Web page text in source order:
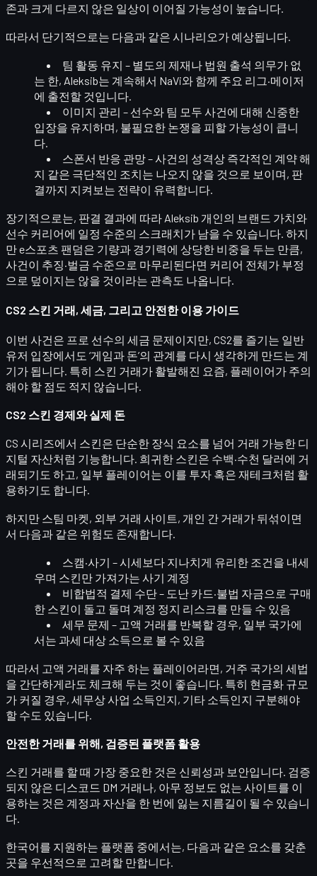
존과 크게 다르지 않은 일상이 이어질 가능성이 높습니다.
따라서 단기적으로는 다음과 같은 시나리오가 예상됩니다.
팀 활동 유지 – 별도의 제재나 법원 출석 의무가 없
는 한, Aleksib는 계속해서 NaVi와 함께 주요 리그·메이저
에 출전할 것입니다.
이미지 관리 – 선수와 팀 모두 사건에 대해 신중한
입장을 유지하며, 불필요한 논쟁을 피할 가능성이 큽니
다.
스폰서 반응 관망– 사건의 성격상 즉각적인 계약 해
지 같은 극단적인 조치는 나오지 않을 것으로 보이며, 판
결까지 지켜보는 전략이 유력합니다.
장기적으로는, 판결 결과에 따라 Aleksib 개인의 브랜드 가치와
선수 커리어에 일정 수준의 스크래치가 남을 수 있습니다. 하지
만e스포츠 팬덤은 기량과 경기력에 상당한 비중을 두는 만큼,
사건이 추징·벌금 수준으로 마무리된다면 커리어 전체가 부정
으로 덮이지는 않을 것이라는 관측도 나옵니다.
CS2 스킨 거래, 세금, 그리고 안전한 이용 가이드
이번 사건은 프로 선수의 세금 문제이지만, CS2를 즐기는 일반
유저 입장에서도 ‘게임과 돈’의 관계를 다시 생각하게 만드는 계
기가 됩니다. 특히 스킨 거래가 활발해진 요즘, 플레이어가 주의
해야 할 점 도 적지 않습니다.
CS2 스킨 경제와 실제 돈
CS 시리즈에서 스킨은 단순한 장식 요소를 넘어 거래 가능한 디
지털 자산처럼 기능합니다. 희귀한 스킨은 수백·수천 달러에 거
래되기도 하고, 일부 플레이어는 이를 투자 혹은 재테크처럼 활
용하기도 합니다.
하지만 스팀 마켓, 외부 거래 사이트, 개인 간 거래가 뒤섞이면
서 다음과 같은 위험도 존재합니다.
스캠·사기 – 시세보다 지나치게 유리한 조건을 내세
우며 스킨만 가져가는 사기 계정
비합법적 결제 수단– 도난 카드·불법 자금으로 구매
한 스킨이 돌고 돌며 계정 정지 리스크를 만들 수 있음
세무 문제 – 고액 거래를 반복할 경우, 일부 국가에
서는 과세 대상 소득으로 볼 수 있음
따라서 고액 거래를 자주 하는 플레이어라면, 거주 국가의 세법
을 간단하게라도 체크해 두는 것이 좋습니다. 특히 현금화 규모
가 커질 경우, 세무상사업 소득인지, 기타 소득인지 구분해야
할 수도 있습니다.
안전한 거래를 위해, 검증된 플랫폼 활용
스킨 거래를 할 때 가장 중요한 것은 신뢰성과 보안입니다. 검증
되지 않은 디스코드 DM 거래나, 아무 정보도 없는 사이트를 이
용하는 것은 계정과 자산을 한 번에 잃는 지름길이 될 수 있습니
다.
한국어를 지원하는 플랫폼 중에서는, 다음과 같은 요소를 갖춘
곳을 우선적으로 고려할 만합니다.